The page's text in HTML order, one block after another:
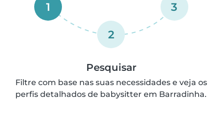
1
2
3
Pesquisar
Filtre com base nas suas necessidades e veja os
perfis detalhados de babysitter em Barradinha.